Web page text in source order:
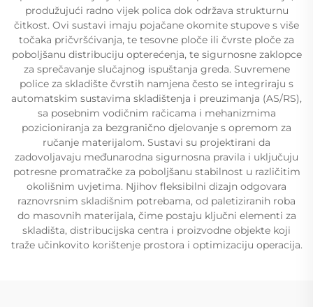
produžujući radno vijek polica dok održava strukturnu
čitkost. Ovi sustavi imaju pojačane okomite stupove s više
točaka pričvršćivanja, te tesovne ploče ili čvrste ploče za
poboljšanu distribuciju opterećenja, te sigurnosne zaklopce
za sprečavanje slučajnog ispuštanja greda. Suvremene
police za skladište čvrstih namjena često se integriraju s
automatskim sustavima skladištenja i preuzimanja (AS/RS),
sa posebnim vodičnim račicama i mehanizmima
pozicioniranja za bezgranično djelovanje s opremom za
ručanje materijalom. Sustavi su projektirani da
zadovoljavaju međunarodna sigurnosna pravila i uključuju
potresne promatračke za poboljšanu stabilnost u različitim
okolišnim uvjetima. Njihov fleksibilni dizajn odgovara
raznovrsnim skladišnim potrebama, od paletiziranih roba
do masovnih materijala, čime postaju ključni elementi za
skladišta, distribucijska centra i proizvodne objekte koji
traže učinkovito korištenje prostora i optimizaciju operacija.